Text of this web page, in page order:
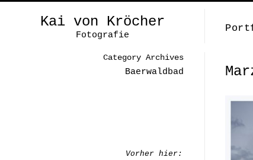
Kai von Kröcher
Fotografie
Category Archives
Baerwaldbad
Vorher hier: